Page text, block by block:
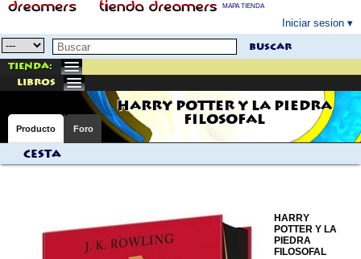
MAPA TIENDA
Iniciar sesion
buscar
Tienda:
libros
HARRY POTTER Y LA PIEDRA
FILOSOFAL
Producto Foro
Cesta
HARRY
POTTER Y LA
PIEDRA
FILOSOFAL